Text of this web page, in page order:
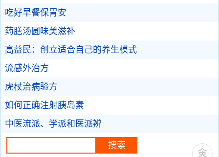
吃好早餐保胃安
药膳汤圆味美滋补
高益民：创立适合自己的养生模式
流感外治方
虎杖治病验方
如何正确注射胰岛素
中医流派、学派和医派辨